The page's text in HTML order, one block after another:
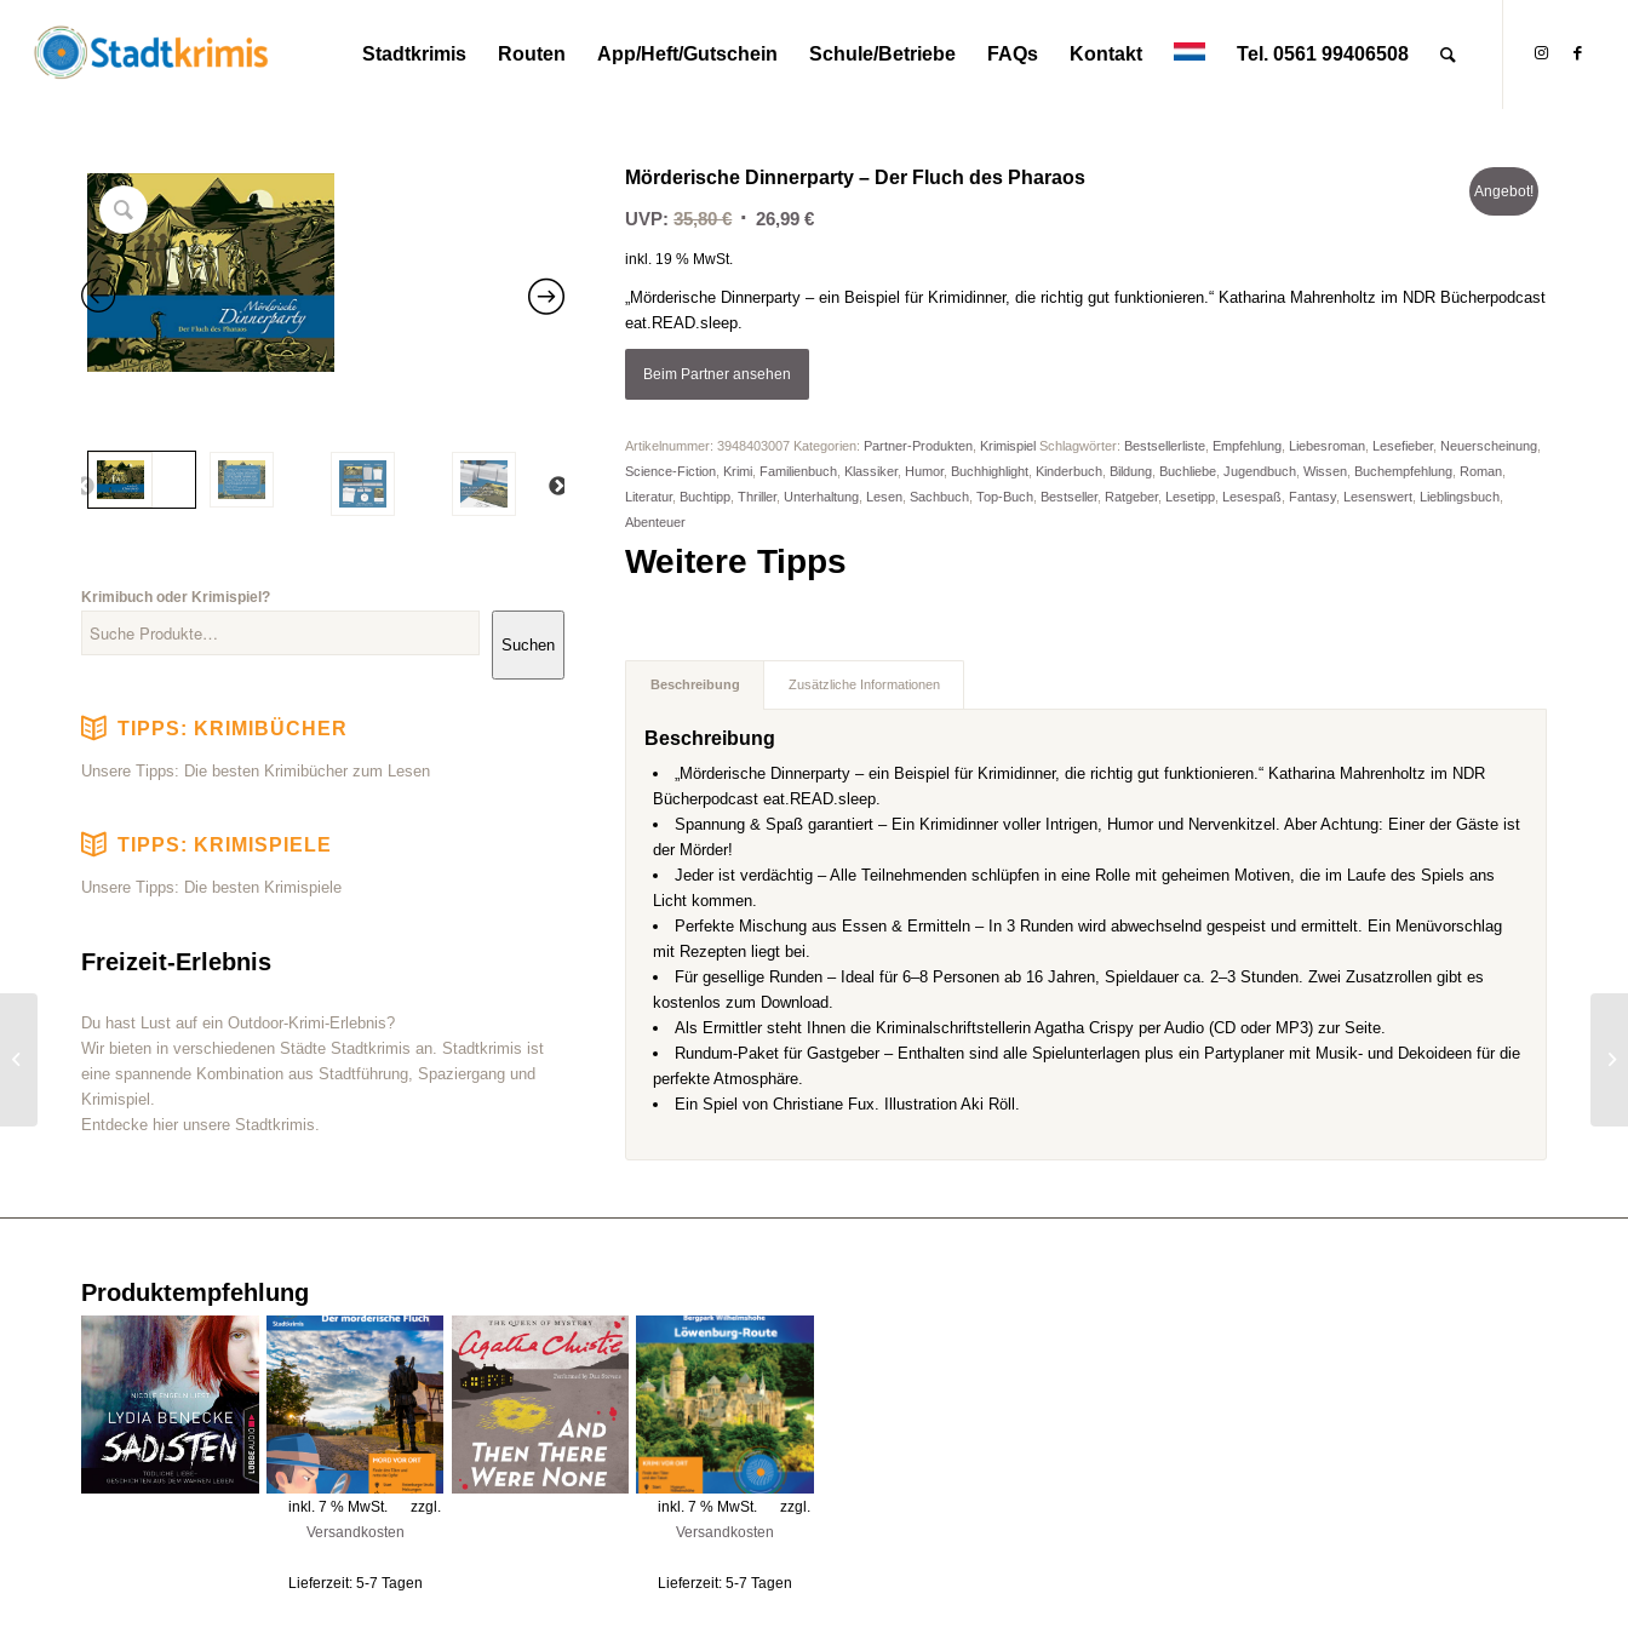
Stadtkrimis Routen App/Heft/Gutschein Schule/Betriebe FAQs Kontakt Tel. 0561 99406508
Angebot!
Krimibuch oder Krimispiel?
Suchen
TIPPS: KRIMIBÜCHER
Unsere Tipps: Die besten Krimibücher zum Lesen
TIPPS: KRIMISPIELE
Unsere Tipps: Die besten Krimispiele
Freizeit-Erlebnis
Du hast Lust auf ein Outdoor-Krimi-Erlebnis?
Wir bieten in verschiedenen Städte Stadtkrimis an. Stadtkrimis ist
eine spannende Kombination aus Stadtführung, Spaziergang und
Krimispiel.
Entdecke hier unsere Stadtkrimis.
Mörderische Dinnerparty – Der Fluch des Pharaos
UVP: 35,80€ Ursprünglicher
35,80 €
26,99€Aktueller
26,99 €.
inkl. 19 % MwSt.
„Mörderische Dinnerparty – ein Beispiel für Krimidinner, die richtig gut funktionieren.“ Katharina Mahrenholtz im NDR Bücherpodcast
eat.READ.sleep.
Beim Partner ansehen
Artikelnummer:3948403007 Kategorien: Partner-Produkten Krimispiel Schlagwörter: Bestsellerliste Empfehlung Liebesroman Lesefieber, Neuerscheinung
Science-Fiction Krimi Familienbuch Klassiker, Humor, Buchhighlight Kinderbuch Bildung Buchliebe ,Jugendbuch ,Wissen Buchempfehlung Roman
Literatur, Buchtipp ,Thriller,Unterhaltung Lesen ,Sachbuch ,Top-Buch Bestseller, Ratgeber, Lesetipp Lesespaß Fantasy, Lesenswert Lieblingsbuch
Abenteuer
Weitere Tipps
Beschreibung Zusätzliche Informationen
Beschreibung
„Mörderische Dinnerparty – ein Beispiel für Krimidinner, die richtig gut funktionieren.“ Katharina Mahrenholtz im NDR
Bücherpodcast eat.READ.sleep.
Spannung & Spaß garantiert – Ein Krimidinner voller Intrigen, Humor und Nervenkitzel. Aber Achtung: Einer der Gäste ist
der Mörder!
Jeder ist verdächtig – Alle Teilnehmenden schlüpfen in eine Rolle mit geheimen Motiven, die im Laufe des Spiels ans
Licht kommen.
Perfekte Mischung aus Essen & Ermitteln – In 3 Runden wird abwechselnd gespeist und ermittelt. Ein Menüvorschlag
mit Rezepten liegt bei.
Für gesellige Runden – Ideal für 6–8 Personen ab 16 Jahren, Spieldauer ca. 2–3 Stunden. Zwei Zusatzrollen gibt es
kostenlos zum Download.
Als Ermittler steht Ihnen die Kriminalschriftstellerin Agatha Crispy per Audio (CD oder MP3) zur Seite.
Rundum-Paket für Gastgeber – Enthalten sind alle Spielunterlagen plus ein Partyplaner mit Musik- und Dekoideen für die
perfekte Atmosphäre.
Ein Spiel von Christiane Fux. Illustration Aki Röll.
Produktempfehlung
inkl. 7 % MwSt.
zzgl.
Versandkosten
Lieferzeit: 5-7 Tagen
inkl. 7 % MwSt.
zzgl.
Versandkosten
Lieferzeit:5-7 Tagen
Blaubart Mörderische
Dinnerparty – Tod
unterm Gipfelkreuz –
Krimidinner...